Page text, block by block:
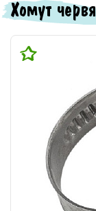
Хомут